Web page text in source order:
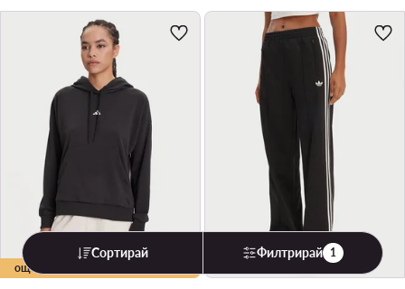
още 15% Код: LAST
Trending
Сортирай Филтрирай 1